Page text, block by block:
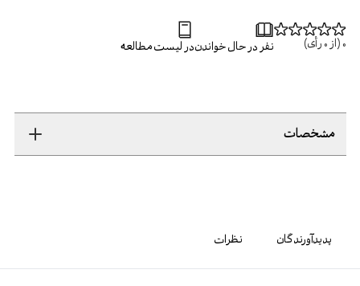
0 (از 0 رأی) نفر در حال خواندندر لیست مطالعه
مشخصات
پدیدآورندگان نظرات